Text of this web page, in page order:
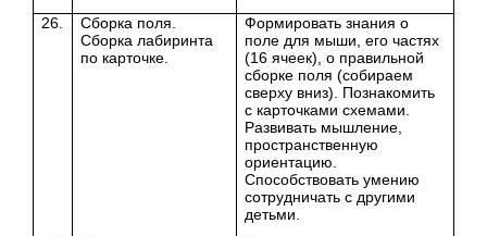
26.
Сборка поля.
Сборка лабиринта
по карточке.
Формировать знания о
поле для мыши, его частях
(16 ячеек), о правильной
сборке поля (собираем
сверху вниз). Познакомить
с карточками схемами.
Развивать мышление,
пространственную
ориентацию.
Способствовать умению
сотрудничать с другими
детьми.